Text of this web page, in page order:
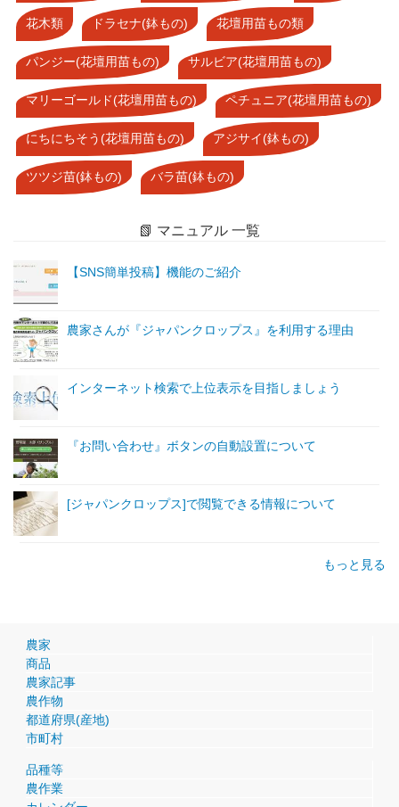
花木類 ドラセナ(鉢もの) 花壇用苗もの類
パンジー(花壇用苗もの) サルビア(花壇用苗もの)
マリーゴールド(花壇用苗もの) ペチュニア(花壇用苗もの)
にちにちそう(花壇用苗もの) アジサイ(鉢もの)
ツツジ苗(鉢もの) バラ苗(鉢もの)
📗 マニュアル 一覧
【SNS簡単投稿】機能のご紹介
農家さんが『ジャパンクロップス』を利用する理由
インターネット検索で上位表示を目指しましょう
『お問い合わせ』ボタンの自動設置について
[ジャパンクロップス]で閲覧できる情報について
もっと見る
農家
商品
農家記事
農作物
都道府県(産地)
市町村
品種等
農作業